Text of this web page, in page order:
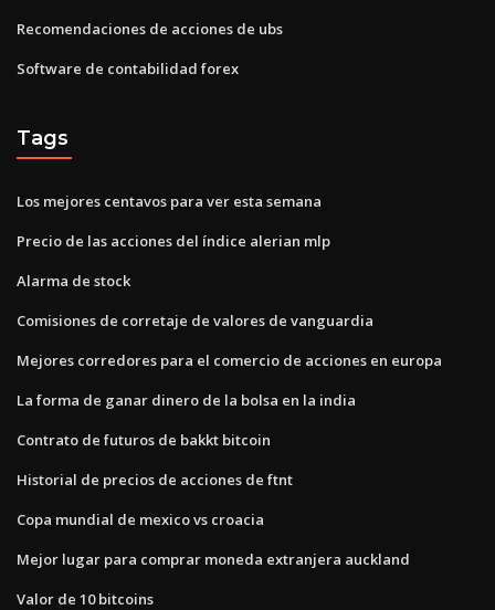
Recomendaciones de acciones de ubs
Software de contabilidad forex
Tags
Los mejores centavos para ver esta semana
Precio de las acciones del índice alerian mlp
Alarma de stock
Comisiones de corretaje de valores de vanguardia
Mejores corredores para el comercio de acciones en europa
La forma de ganar dinero de la bolsa en la india
Contrato de futuros de bakkt bitcoin
Historial de precios de acciones de ftnt
Copa mundial de mexico vs croacia
Mejor lugar para comprar moneda extranjera auckland
Valor de 10 bitcoins